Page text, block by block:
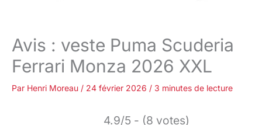
Avis : veste Puma Scuderia
Ferrari Monza 2026 XXL
Par Henri Moreau / 24 février 2026 / 3 minutes de lecture
4.9/5 - (8 votes)